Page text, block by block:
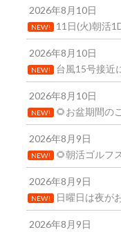
2026年8月10日
NEW! 11日(火)朝活
2026年8月10日
NEW! 台風15号接近
2026年8月10日
NEW! 🌻お盆期間の
2026年8月9日
NEW! 🌻朝活ゴルフ
2026年8月9日
NEW! 日曜日は夜が
2026年8月9日